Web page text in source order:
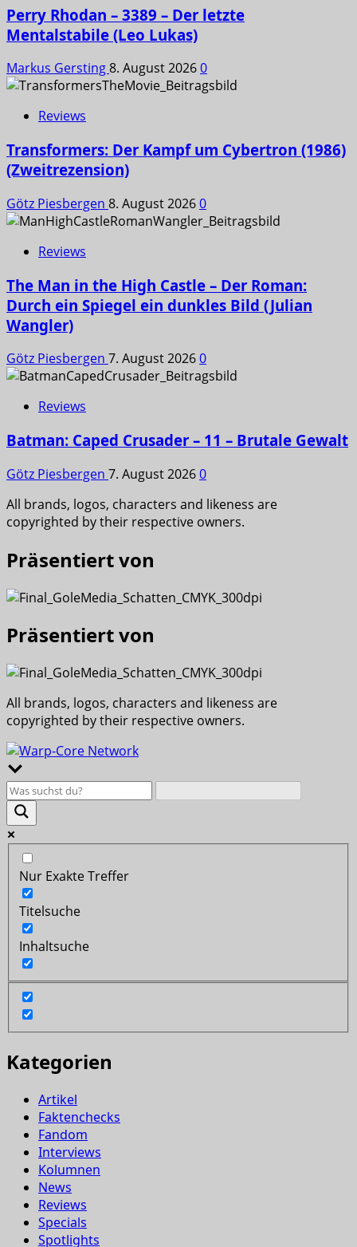
Perry Rhodan – 3389 – Der letzte
Mentalstabile (Leo Lukas)
Markus Gersting8. August 20260
Reviews
Transformers: Der Kampf um Cybertron (1986)
(Zweitrezension)
Götz Piesbergen 8. August 20260
Reviews
The Man in the High Castle – Der Roman:
Durch ein Spiegel ein dunkles Bild (Julian
Wangler)
Götz Piesbergen 7. August 20260
Reviews
Batman: Caped Crusader – 11 – Brutale Gewalt
Götz Piesbergen 7. August 20260
All brands, logos, characters and likeness are
copyrighted by their respective owners.
Präsentiert von
Präsentiert von
All brands, logos, characters and likeness are
copyrighted by their respective owners.
Nur Exakte Treffer
Titelsuche
Inhaltsuche
Kategorien
Artikel
Faktenchecks
Fandom
Interviews
Kolumnen
News
Reviews
Specials
Spotlights